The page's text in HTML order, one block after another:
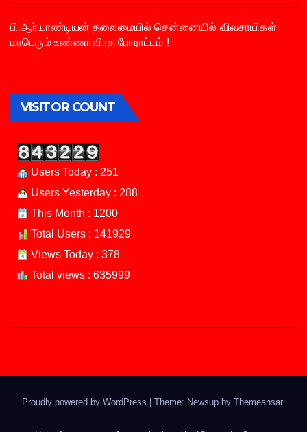
பி.ஆர்.பாண்டியன் தலைமையில் சென்னையில் விவசாயிகள்
மாபெரும் உண்ணாவிரத போராட்டம் !
VISITOR COUNT
Users Today : 251
Users Yesterday : 288
This Month : 1200
Total Users : 141929
Views Today : 378
Total views : 635999
Proudly powered by WordPress | Theme: Newsup by Themeansar.